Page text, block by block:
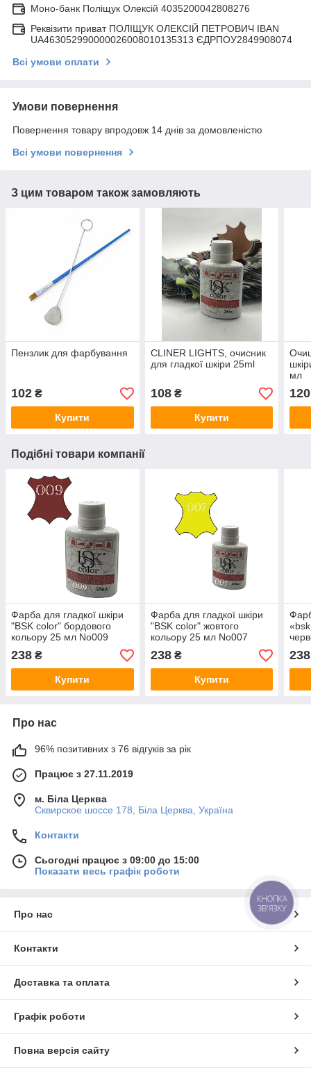
Моно-банк Поліщук Олексій 4035200042808276
Реквізити приват ПОЛІЩУК ОЛЕКСІЙ ПЕТРОВИЧ IBAN
UA463052990000026008010135313 ЄДРПОУ2849908074
Всі умови оплати
Умови повернення
Повернення товару впродовж 14 днів за домовленістю
Всі умови повернення
З цим товаром також замовляють
Пензлик для фарбування
102 ₴
Купити
CLINER LIGHTS, очисник
для гладкої шкіри 25ml
108₴
Купити
мл
120
Подібні товари компанії
Фарба для гладкої шкіри
"BSK color" бордового
кольору 25 мл No009
238 ₴
Купити
Фарба для гладкої шкіри
"BSK color" жовтого
кольору 25 мл No007
238₴
Купити
238
Про нас
96% позитивних з 76 відгуків за рік
Працює з 27.11.2019
м. Біла Церква
Сквирское шоссе 178, Біла Церква, Україна
Контакти
Сьогодні працює з 09:00 до 15:00
Показати весь графік роботи
Про нас
Контакти
Доставка та оплата
Графік роботи
Повна версія сайту
КНОПКА
ЗВ'ЯЗКУ